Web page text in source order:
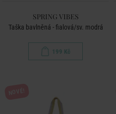
SPRING VIBES
Taška bavlněná - fialová/sv. modrá
199 Kč